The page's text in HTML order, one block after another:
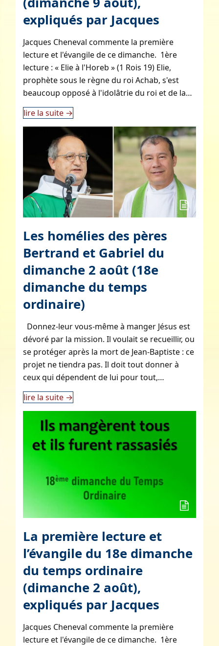
expliqués par Jacques
Jacques Cheneval commente la première
lecture et l'évangile de ce dimanche. 1ère
lecture : « Elie à l'Horeb » (1 Rois 19) Elie,
prophète sous le règne du roi Achab, s'est
beaucoup opposé à l'idolâtrie du roi et de la…
lire la suite →
Les homélies des pères
Bertrand et Gabriel du
dimanche 2 août (18e
dimanche du temps
ordinaire)
Donnez-leur vous-même à manger Jésus est
dévoré par la mission. Il voulait se recueillir, ou
se protéger après la mort de Jean-Baptiste : ce
projet ne tiendra pas. Il doit tout donner à
ceux qui dépendent de lui pour tout,…
lire la suite →
La première lecture et
l’évangile du 18e dimanche
du temps ordinaire
(dimanche 2 août),
expliqués par Jacques
Jacques Cheneval commente la première
lecture et l'évangile de ce dimanche. 1ère